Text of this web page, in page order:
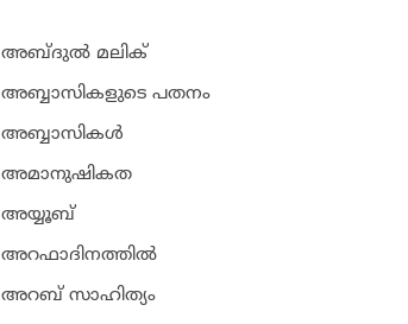
അബ്ദുല്‍ മലിക്‌
അബ്ബാസികളുടെ പതനം
അബ്ബാസികള്‍
അമാനുഷികത
അയ്യൂബ്‌
അറഫാദിനത്തില്‍
അറബ് സാഹിത്യം